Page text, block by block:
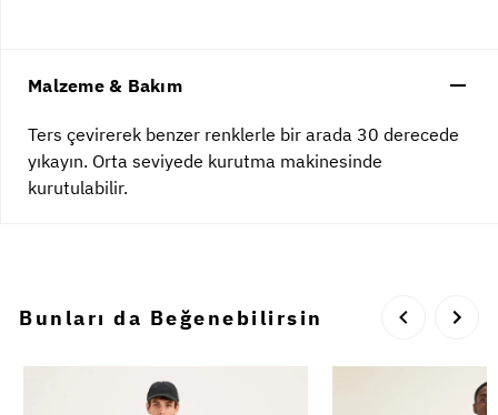
Malzeme & Bakım
Ters çevirerek benzer renklerle bir arada 30 derecede
yıkayın. Orta seviyede kurutma makinesinde
kurutulabilir.
Bunları da Beğenebilirsin